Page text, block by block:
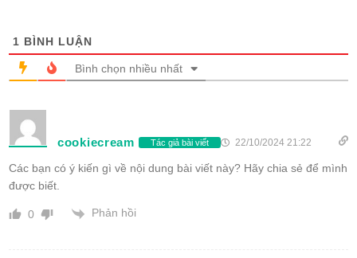
1 BÌNH LUẬN
Bình chọn nhiều nhất
cookiecream Tác giả bài viết 22/10/2024 21:22
Các bạn có ý kiến gì về nội dung bài viết này? Hãy chia sẻ để mình
được biết.
0 Phản hồi